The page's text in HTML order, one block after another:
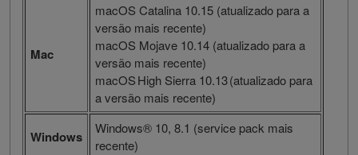
Mac
macOS Catalina 10.15 (atualizado para a
versão mais recente)
macOS Mojave 10.14 (atualizado para a
versão mais recente)
macOS High Sierra 10.13 (atualizado para
a versão mais recente)
Windows
Windows® 10, 8.1 (service pack mais
recente)